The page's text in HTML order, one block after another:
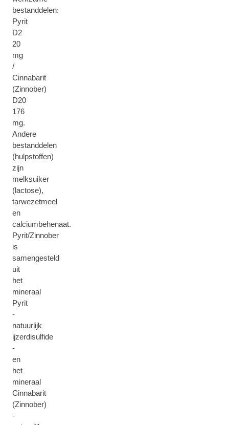
bestanddelen:
Pyrit
D2
20
mg
/
Cinnabarit
(Zinnober)
D20
176
mg.
Andere
bestanddelen
(hulpstoffen)
zijn
melksuiker
(lactose),
tarwezetmeel
en
calciumbehenaat.
Pyrit/Zinnober
is
samengesteld
uit
het
mineraal
Pyrit
-
natuurlijk
ijzerdisulfide
-
en
het
mineraal
Cinnabarit
(Zinnober)
-